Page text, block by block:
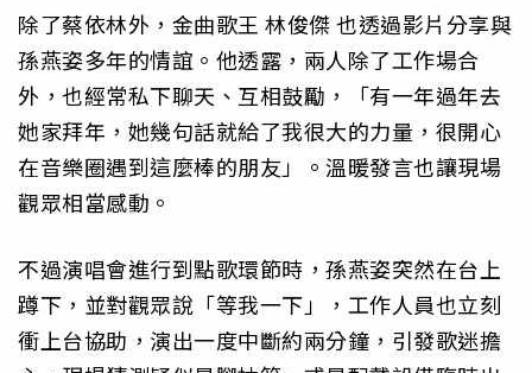
除了蔡依林外，金曲歌王 林俊傑 也透過影片分享與
孫燕姿多年的情誼。他透露，兩人除了工作場合
外，也經常私下聊天、互相鼓勵，「有一年過年去
她家拜年，她幾句話就給了我很大的力量，很開心
在音樂圈遇到這麼棒的朋友」。溫暖發言也讓現場
觀眾相當感動。
不過演唱會進行到點歌環節時，孫燕姿突然在台上
蹲下，並對觀眾說「等我一下」，工作人員也立刻
衝上台協助，演出一度中斷約兩分鐘，引發歌迷擔